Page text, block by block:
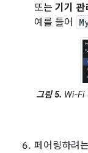
또는 기기 관
예를 들어
그림 5. Wi-Fi
페어링하려